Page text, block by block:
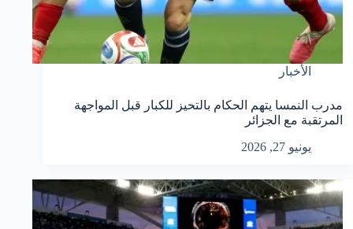
الأخبار
مدرب النمسا يتهم الحكام بالتحيز للكبار قبل المواجهة
المرتقبة مع الجزائر
يونيو 27, 2026